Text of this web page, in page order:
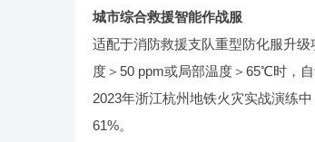
城市综合救援智能作战服
适配于消防救援支队重型防化服升
度＞50 ppm或局部温度＞65℃时，
2023年浙江杭州地铁火灾实战演练
61%。